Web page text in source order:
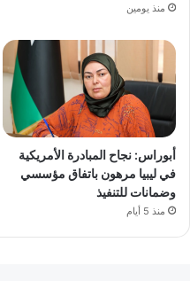
منذ يومين
أبوراس: نجاح المبادرة الأمريكية
في ليبيا مرهون باتفاق مؤسسي
وضمانات للتنفيذ
منذ 5 أيام